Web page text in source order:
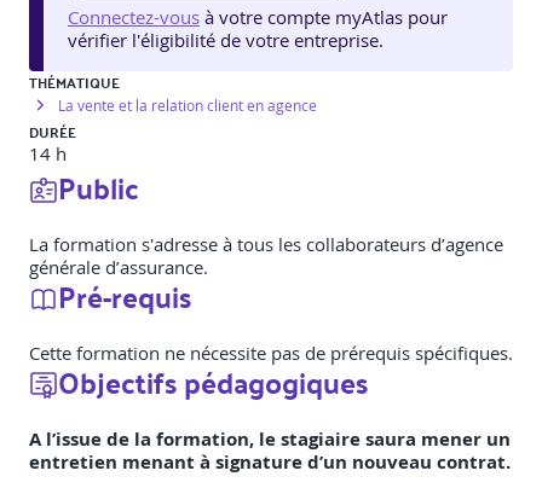
Connectez-vous à votre compte myAtlas pour
vérifier l'éligibilité de votre entreprise.
THÉMATIQUE
La vente et la relation client en agence
DURÉE
14 h
Public
La formation s'adresse à tous les collaborateurs d’agence
générale d’assurance.
Pré-requis
Cette formation ne nécessite pas de prérequis spécifiques.
Objectifs pédagogiques
A l’issue de la formation, le stagiaire saura mener un
entretien menant à signature d’un nouveau contrat.